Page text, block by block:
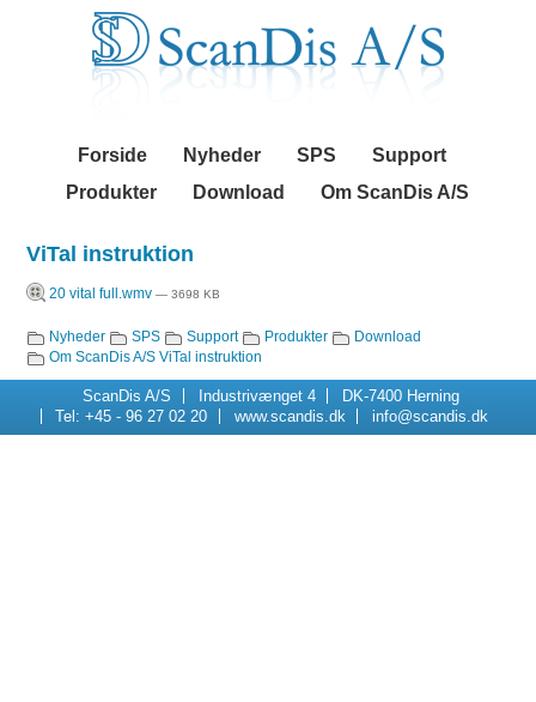
Navigation
Forside Nyheder SPS
Support
Produkter
Download Om ScanDis A/S
ViTal instruktion
20 vital full.wmv— 3698 KB
Navigation
Nyheder SPS Support Produkter
Download
Om ScanDis A/S ViTal instruktion
ScanDis A/S Industrivænget 4
DK-7400 Herning
Tel: +45 - 96 27 02 20
www.scandis.dk info@scandis.dk